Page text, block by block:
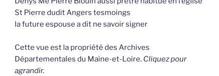
St Pierre dudit Angers tesmoings
la future espouse a dit ne savoir signer
Cette vue est la propriété des Archives
Départementales du Maine-et-Loire. Cliquez pour
agrandir.